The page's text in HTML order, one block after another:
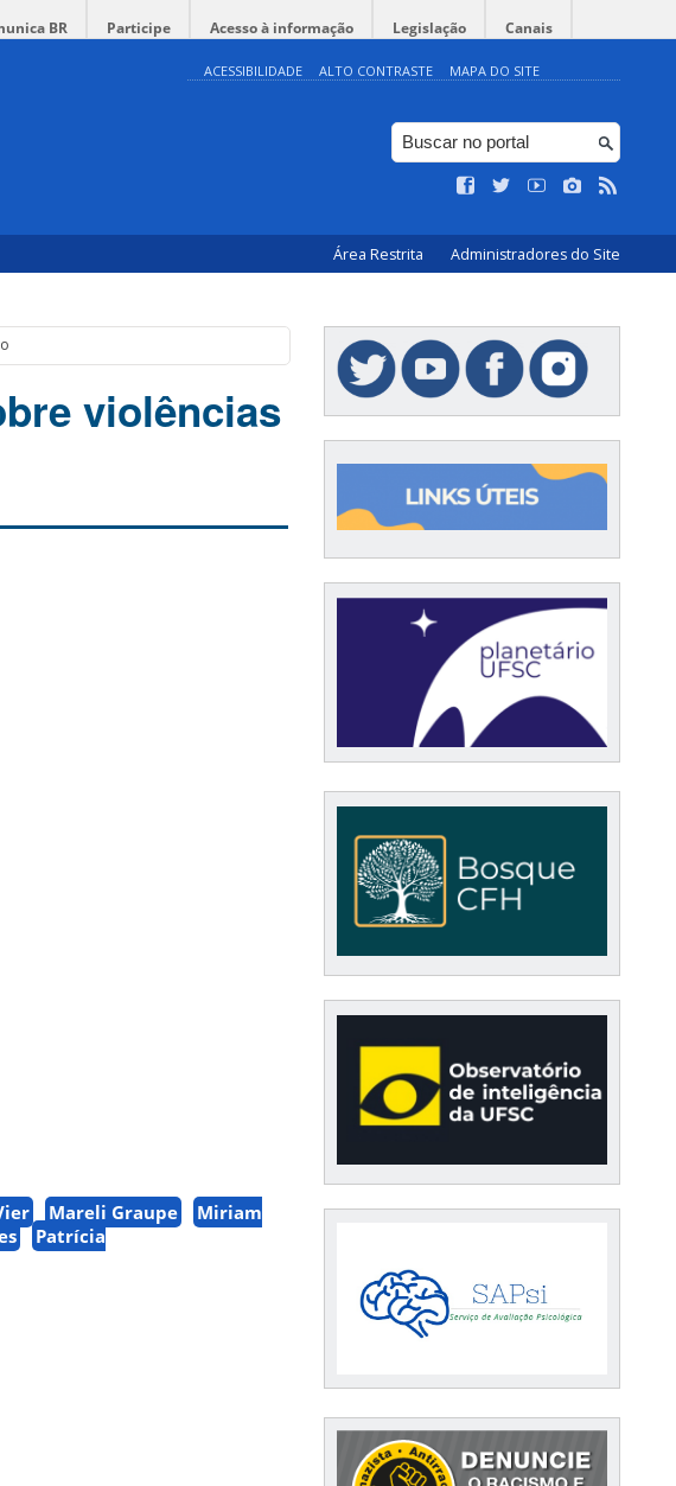
BR Participe Acesso à informação Legislação Canais
ACESSIBILIDADE ALTO CONTRASTE MAPA DO SITE
Área Restrita Administradores do Site
violências
Mareli Graupe
Miriam
Patrícia